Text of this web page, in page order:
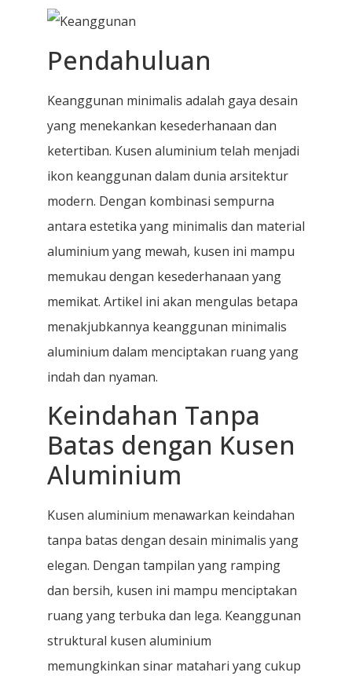
Pendahuluan
Keanggunan minimalis adalah gaya desain
yang menekankan kesederhanaan dan
ketertiban. Kusen aluminium telah menjadi
ikon keanggunan dalam dunia arsitektur
modern. Dengan kombinasi sempurna
antara estetika yang minimalis dan material
aluminium yang mewah, kusen ini mampu
memukau dengan kesederhanaan yang
memikat. Artikel ini akan mengulas betapa
menakjubkannya keanggunan minimalis
aluminium dalam menciptakan ruang yang
indah dan nyaman.
Keindahan Tanpa
Batas dengan Kusen
Aluminium
Kusen aluminium menawarkan keindahan
tanpa batas dengan desain minimalis yang
elegan. Dengan tampilan yang ramping
dan bersih, kusen ini mampu menciptakan
ruang yang terbuka dan lega. Keanggunan
struktural kusen aluminium
memungkinkan sinar matahari yang cukup